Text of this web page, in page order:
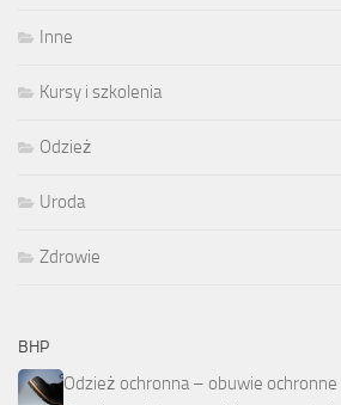
Inne
Kursy i szkolenia
Odzież
Uroda
Zdrowie
BHP
Odzież ochronna – obuwie ochronne